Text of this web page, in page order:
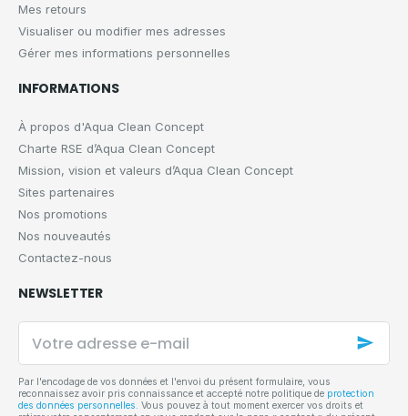
Mes retours
Visualiser ou modifier mes adresses
Gérer mes informations personnelles
INFORMATIONS
À propos d'Aqua Clean Concept
Charte RSE d’Aqua Clean Concept
Mission, vision et valeurs d’Aqua Clean Concept
Sites partenaires
Nos promotions
Nos nouveautés
Contactez-nous
NEWSLETTER
Votre
adresse
e-
mail
Par l'encodage de vos données et l'envoi du présent formulaire, vous
reconnaissez avoir pris connaissance et accepté notre politique de protection
des données personnelles. Vous pouvez à tout moment exercer vos droits et